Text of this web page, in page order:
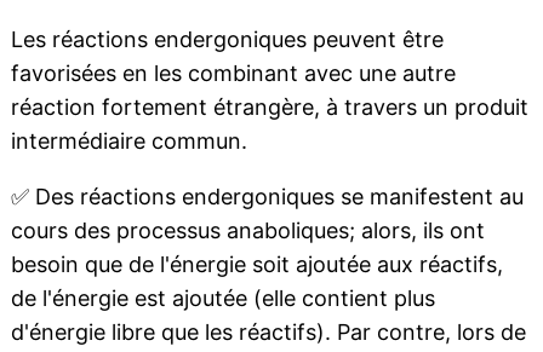
Les réactions endergoniques peuvent être
favorisées en les combinant avec une autre
réaction fortement étrangère, à travers un produit
intermédiaire commun.
✅Des réactions endergoniques se manifestent au
cours des processus anaboliques; alors, ils ont
besoin que de l'énergie soit ajoutée aux réactifs,
de l'énergie est ajoutée (elle contient plus
d'énergie libre que les réactifs). Par contre, lors de